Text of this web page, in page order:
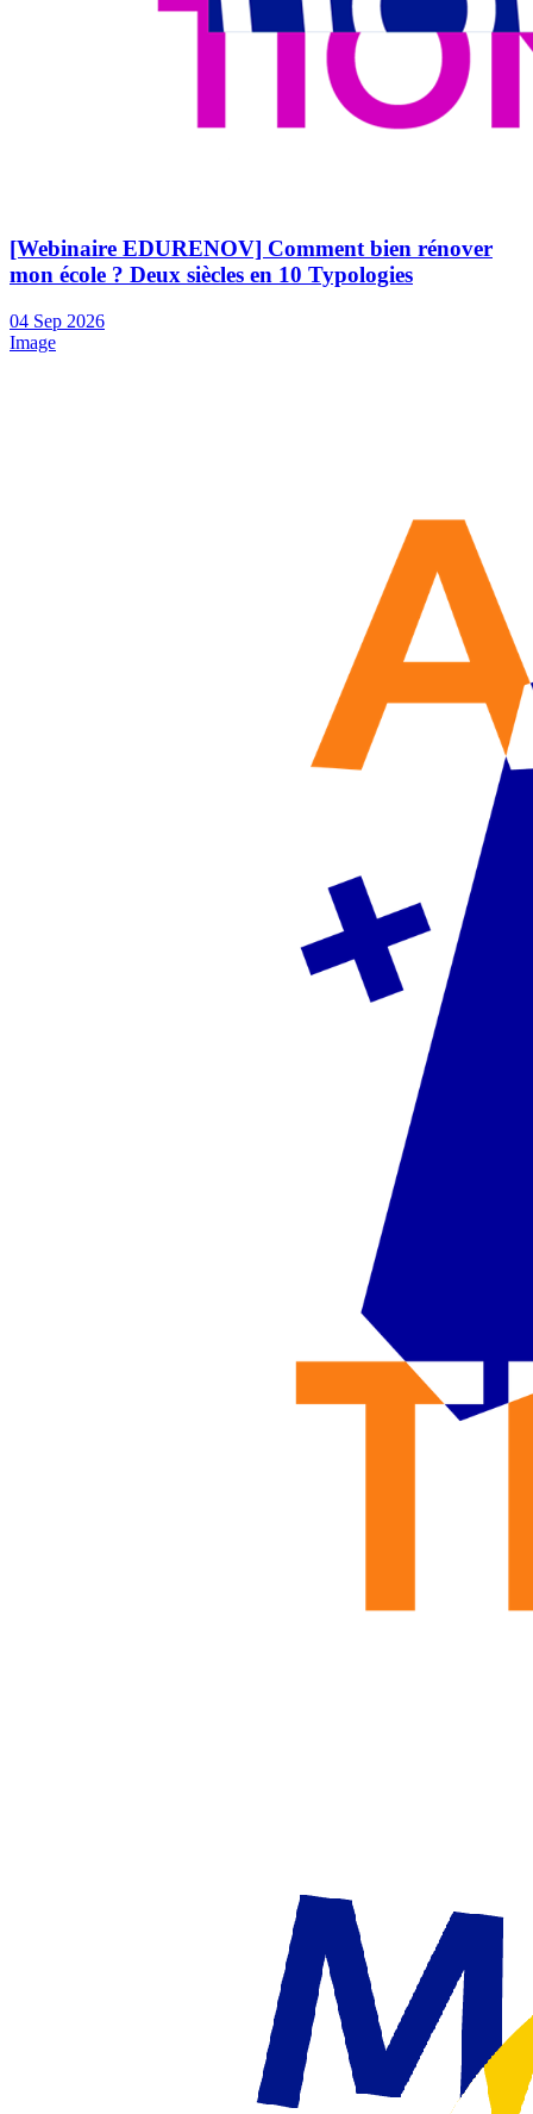
[Webinaire EDURENOV] Comment bien rénover
mon école ? Deux siècles en 10 Typologies
04 Sep 2026
Image